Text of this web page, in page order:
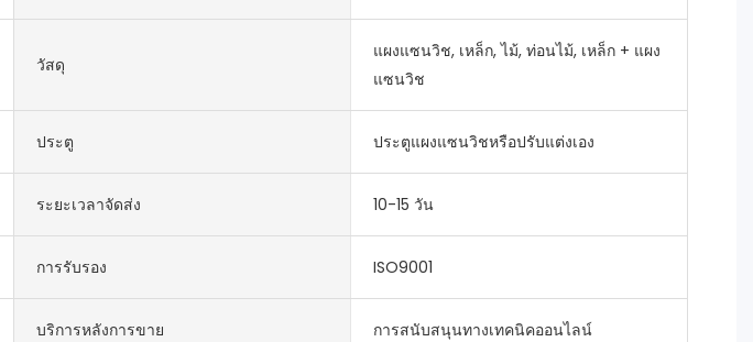
วัสดุ
แผงแซนวิช, เหล็ก, ไม้, ท่อนไม้, เหล็ก + แผง
แซนวิช
ประตู ประตูแผงแซนวิชหรือปรับแต่งเอง
ระยะเวลาจัดส่ง 10-15 วัน
การรับรอง ISO9001
บริการหลังการขาย การสนับสนุนทางเทคนิคออนไลน์